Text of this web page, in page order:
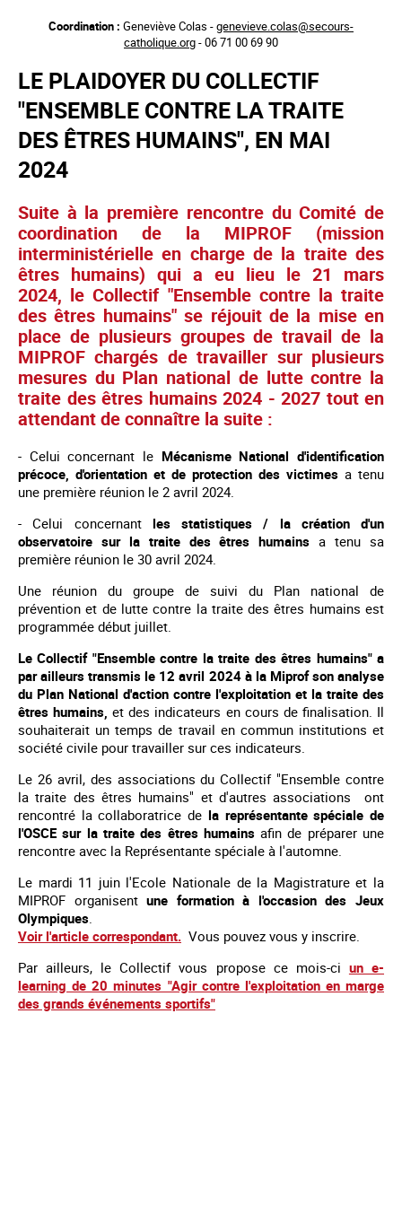
principal
Coordination : Geneviève Colas -genevieve.colas@secours-
catholique.org- 06 71 00 69 90
LE PLAIDOYER DU COLLECTIF
"ENSEMBLE CONTRE LA TRAITE
DES ÊTRES HUMAINS", EN MAI
2024
Suite à la première rencontre du Comité de
coordination de la MIPROF (mission
interministérielle en charge de la traite des
êtres humains) qui a eu lieu le 21 mars
2024, le Collectif "Ensemble contre la traite
des êtres humains" se réjouit de la mise en
place de plusieurs groupes de travail de la
MIPROF chargés de travailler sur plusieurs
mesures du Plan national de lutte contre la
traite des êtres humains 2024 - 2027 tout en
attendant de connaître la suite :
- Celui concernant le Mécanisme National d'identification
précoce, d'orientation et de protection des victimes a tenu
une première réunion le 2 avril 2024.
- Celui concernant les statistiques / la création d'un
observatoire sur la traite des êtres humains a tenu sa
première réunion le 30 avril 2024.
Une réunion du groupe de suivi du Plan national de
prévention et de lutte contre la traite des êtres humains est
programmée début juillet.
Le Collectif "Ensemble contre la traite des êtres humains" a
par ailleurs transmis le 12 avril 2024 à la Miprof son analyse
du Plan National d'action contre l'exploitation et la traite des
êtres humains,et des indicateurs en cours de finalisation. Il
souhaiterait un temps de travail en commun institutions et
société civile pour travailler sur ces indicateurs.
Le 26 avril, des associations du Collectif "Ensemble contre
la traite des êtres humains" et d'autres associations ont
rencontré la collaboratrice de la représentante spéciale de
l'OSCE sur la traite des êtres humainsafin de préparer une
rencontre avec la Représentante spéciale à l'automne.
Le mardi 11 juin l'Ecole Nationale de la Magistrature et la
MIPROF organisentune formation à l'occasion des Jeux
Olympiques
Voir l'article correspondant. Vous pouvez vous y inscrire.
Par ailleurs, le Collectif vous propose ce mois-ci un e-
learning de 20 minutes "Agir contre l'exploitation en marge
des grands événements sportifs"